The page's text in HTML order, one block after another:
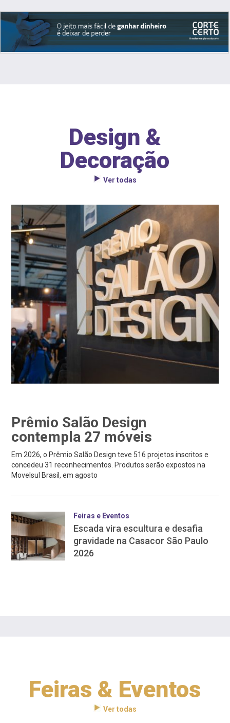
Design &
Decoração
Ver todas
Prêmio Salão Design
contempla 27 móveis
Em 2026, o Prêmio Salão Design teve 516 projetos inscritos e
concedeu 31 reconhecimentos. Produtos serão expostos na
Movelsul Brasil, em agosto
Feiras e Eventos
Escada vira escultura e desafia
gravidade na Casacor São Paulo
2026
Feiras & Eventos
Ver todas